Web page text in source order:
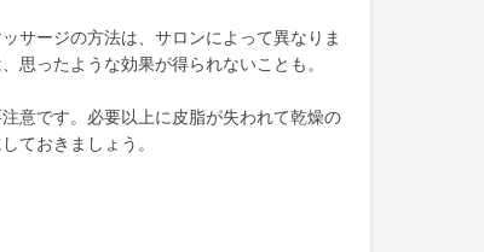
サージの方法は、サロンによって異なりま
思ったような効果が得られないことも。
意です。必要以上に皮脂が失われて乾燥の
ておきましょう。